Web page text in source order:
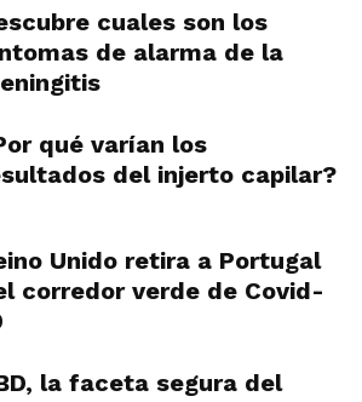
cuales son los
de alarma de la
qué varían los
del injerto capilar?
Unido retira a Portugal
corredor verde de Covid-
la faceta segura del